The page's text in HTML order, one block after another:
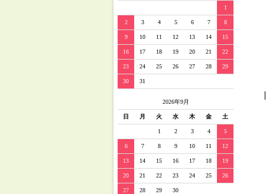
1
2 3 4 5 6 7 8
9 10 11 12 13 14 15
16 17 18 19 20 21 22
23 24 25 26 27 28 29
30 31
2026年9月
日 月 火 水 木 金 土
1 2 3 4 5
6 7 8 9 10 11 12
13 14 15 16 17 18 19
20 21 22 23 24 25 26
27 28 29 30